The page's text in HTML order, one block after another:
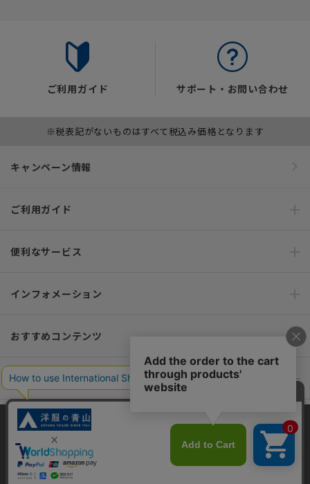
ご利用ガイド サポート・お問い合わせ
※税表記がないものはすべて税込み価格となります
キャンペーン情報
ご利用ガイド
便利なサービス
インフォメーション
おすすめコンテンツ
ポリシー・企業情報
オーダースーツなら SHITATE
当サイトでは、快適な閲覧体験とコンテンツ改善のためにCookieを使用
しています。閲覧を続けることで、Cookieの使用に同意したものとみな
します。詳細については